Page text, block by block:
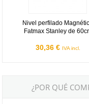
Nivel perfilado
Fatmax Stanley de
30,36 € IVA incl.
¿POR QUÉ